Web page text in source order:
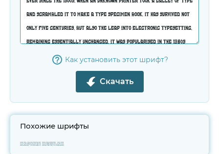
Как установить этот шрифт?
Скачать
Похожие шрифты
Rasonic Regular